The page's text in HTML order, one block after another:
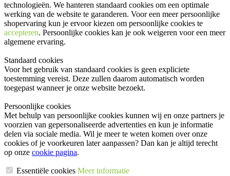
technologieën. We hanteren standaard cookies om een optimale
werking van de website te garanderen. Voor een meer persoonlijke
shopervaring kun je ervoor kiezen om persoonlijke cookies te
accepteren. Persoonlijke cookies kan je ook weigeren voor een meer
algemene ervaring.
Standaard cookies
Voor het gebruik van standaard cookies is geen expliciete
toestemming vereist. Deze zullen daarom automatisch worden
toegepast wanneer je onze website bezoekt.
Persoonlijke cookies
Met behulp van persoonlijke cookies kunnen wij en onze partners je
voorzien van gepersonaliseerde advertenties en kun je informatie
delen via sociale media. Wil je meer te weten komen over onze
cookies of je voorkeuren later aanpassen? Dan kan je altijd terecht
op onze cookie pagina.
Essentiële cookies Meer informatie